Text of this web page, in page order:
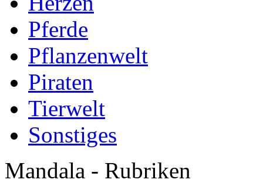
Pferde
Pflanzenwelt
Piraten
Tierwelt
Sonstiges
Mandala - Rubriken